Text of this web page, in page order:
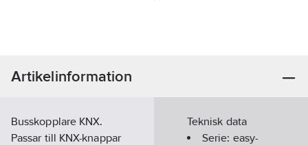
Artikelinformation
Busskopplare KNX.
Passar till KNX-knappar
Teknisk data
Serie: easy-